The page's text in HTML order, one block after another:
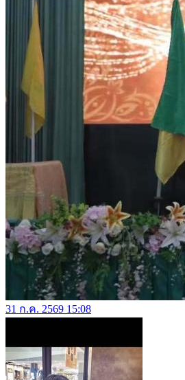
31 ก.ค. 2569 15:08